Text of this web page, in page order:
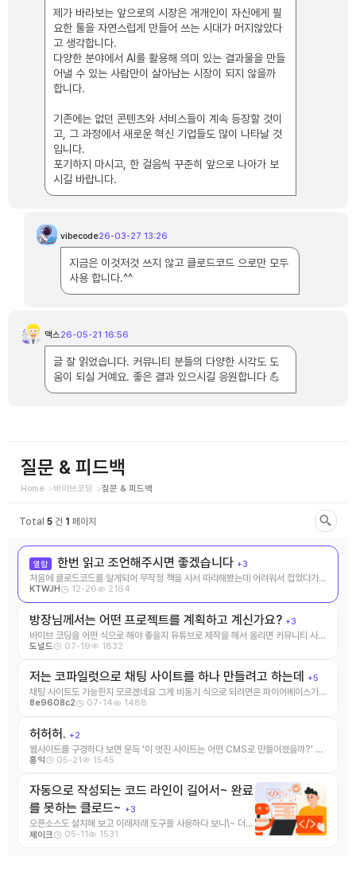
제가 바라보는 앞으로의 시장은 개개인이 자신에게 필
요한 툴을 자연스럽게 만들어 쓰는 시대가 머지않았다
고 생각합니다.
다양한 분야에서 AI를 활용해 의미 있는 결과물을 만들
어낼 수 있는 사람만이 살아남는 시장이 되지 않을까
합니다.
기존에는 없던 콘텐츠와 서비스들이 계속 등장할 것이
고, 그 과정에서 새로운 혁신 기업들도 많이 나타날 것
입니다.
포기하지 마시고, 한 걸음씩 꾸준히 앞으로 나아가 보
시길 바랍니다.
v
댓
글
vibecode26-03-27 13:26
지금은 이것저것 쓰지 않고 클로드코드 으로만 모두
사용 합니다.^^
맥
스
맥스26-05-21 16:56
글 잘 읽었습니다. 커뮤니티 분들의 다양한 시각도 도
움이 되실 거예요. 좋은 결과 있으시길 응원합니다 💪
질문 & 피드백
Home 바이브코딩 질문 & 피드백
Total 5 건 1 페이지
열람 한번 읽고 조언해주시면 좋겠습니다 +3
처음에 클로드코드를 알게되어 무작정 책을 사서 따라해봤는데 어려워서 접었다가
커서AI라는것을 알게되 ...
KTWJH 12-26 2164
방장님께서는 어떤 프로젝트를 계획하고 계신가요? +3
바이브 코딩을 어떤 식으로 해야 좋을지 유튜브로 제작을 해서 올리면 커뮤니티 사이
트도 활성화가 될 거 같네요
도널드 07-19 1832
저는 코파일럿으로 채팅 사이트를 하나 만들려고 하는데 +5
채팅 사이트도 가능한지 모르겠네요 그게 비동기 식으로 되려면은 파이어베이스가
필요한 걸로 알고 있는데 파이어 ...
8e9608c2 07-14 1488
허허허. +2
웹사이트를 구경하다 보면 문득 '이 멋진 사이트는 어떤 CMS로 만들어졌을까?' 하
는 궁금증이 ...
홍익 05-21 1545
자동으로 작성되는 코드 라인이 길어서~ 완료
를 못하는 클로드~ +3
오픈소스도 설치해 보고 이래저래 도구들 사용하다 보니\~ 더
제이크 05-11 1531